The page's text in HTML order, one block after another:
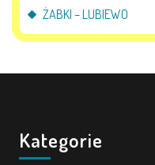
ŻABKI – LUBIEWO
Kategorie